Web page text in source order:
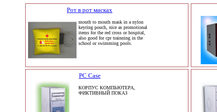
Рот в рот масках
mouth to mouth mask in a nylon
keyring pouch, nice as promotional
items for the red cross or hospital,
also good for cpr trainning in the
school or swimming pools.
PC Case
КОРПУС КОМПЬЮТЕРА,
ФИКТИВНЫЙ ПОКАЗ